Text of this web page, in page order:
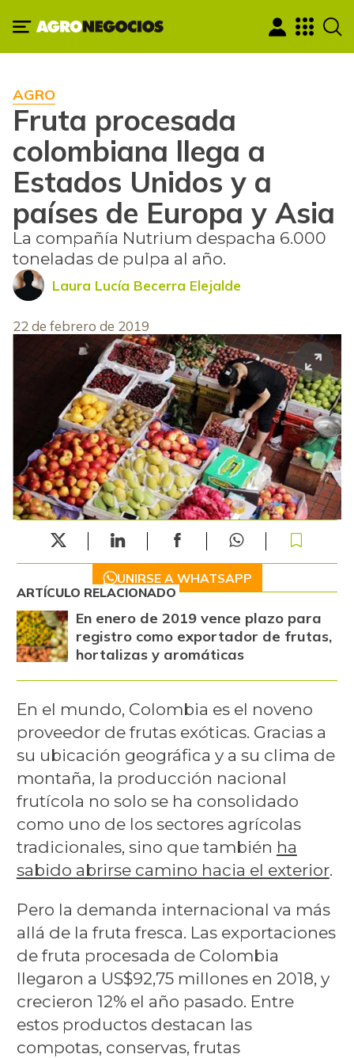
AGRO
Fruta procesada
colombiana llega a
Estados Unidos y a
países de Europa y Asia
La compañía Nutrium despacha 6.000
toneladas de pulpa al año.
Laura Lucía Becerra Elejalde
22 de febrero de 2019
UNIRSE A WHATSAPP
ARTÍCULO RELACIONADO
En enero de 2019 vence plazo para
registro como exportador de frutas,
hortalizas y aromáticas
En el mundo, Colombia es el noveno
proveedor de frutas exóticas. Gracias a
su ubicación geográfica y a su clima de
montaña, la producción nacional
frutícola no solo se ha consolidado
como uno de los sectores agrícolas
tradicionales, sino que también ha
sabido abrirse camino hacia el exterior.
Pero la demanda internacional va más
allá de la fruta fresca. Las exportaciones
de fruta procesada de Colombia
llegaron a US$92,75 millones en 2018, y
crecieron 12% el año pasado. Entre
estos productos destacan las
compotas, conservas, frutas